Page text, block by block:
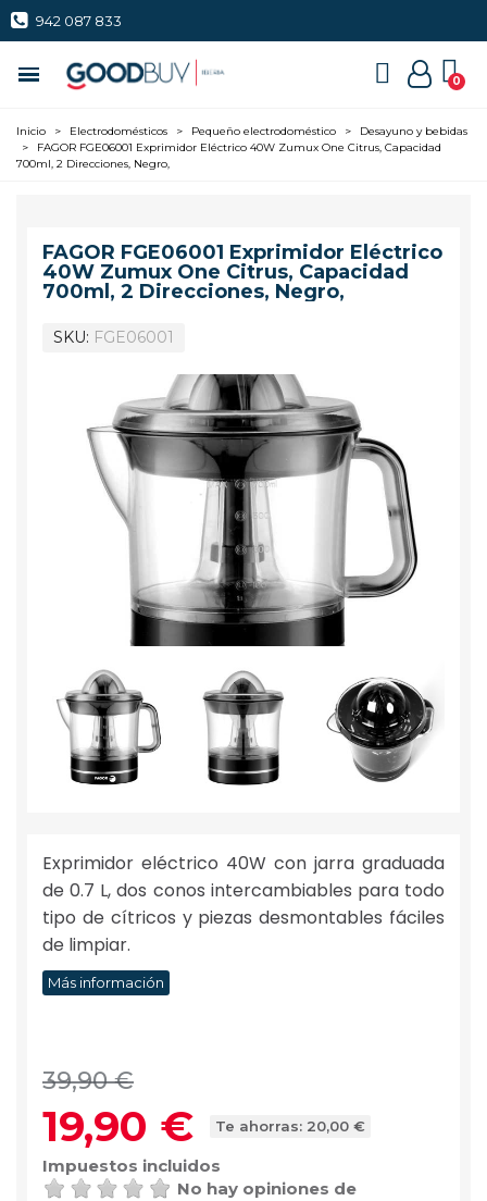
942 087 833
Inicio > Electrodomésticos > Pequeño electrodoméstico >
Desayuno y bebidas
>
FAGOR FGE06001 Exprimidor Eléctrico 40W Zumux One Citrus, Capacidad
700ml, 2 Direcciones, Negro,
FAGOR FGE06001 Exprimidor Eléctrico
40W Zumux One Citrus, Capacidad
700ml, 2 Direcciones, Negro,
SKU FGE06001
Exprimidor eléctrico 40W con jarra graduada
de 0.7 L, dos conos intercambiables para todo
tipo de cítricos y piezas desmontables fáciles
de limpiar.
Más información
39,90 €
19,90 € Te ahorras: 20,00 €
Impuestos incluidos
No hay opiniones de